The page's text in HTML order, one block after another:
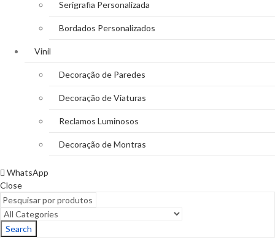
Serigrafia Personalizada
Bordados Personalizados
Vinil
Decoração de Paredes
Decoração de Viaturas
Reclamos Luminosos
Decoração de Montras
WhatsApp
Close
Search